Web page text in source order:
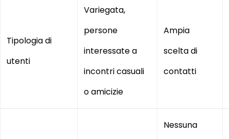
Tipologia di
utenti
Variegata,
persone
interessate a
incontri casuali
o amicizie
Ampia
scelta di
contatti
Nessuna